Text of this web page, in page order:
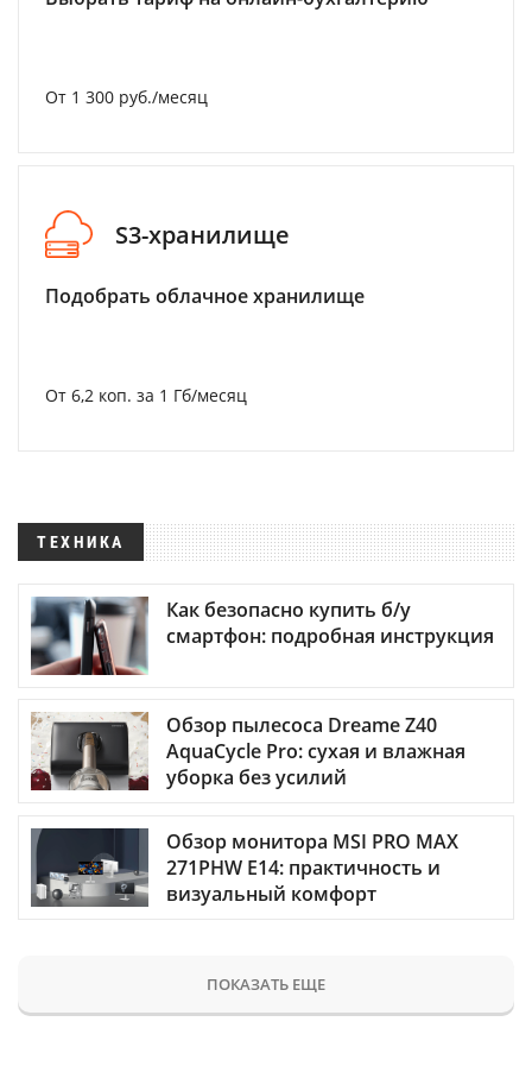
От 1 300 руб./месяц
S3-хранилище
Подобрать облачное хранилище
От 6,2 коп. за 1 Гб/месяц
ТЕХНИКА
Как безопасно купить б/у
смартфон: подробная инструкция
Обзор пылесоса Dreame Z40
AquaCycle Pro: сухая и влажная
уборка без усилий
Обзор монитора MSI PRO MAX
271PHW E14: практичность и
визуальный комфорт
ПОКАЗАТЬ ЕЩЕ